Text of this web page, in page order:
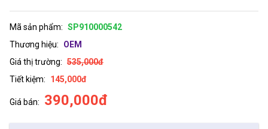
Mã sản phẩm: SP910000542
Thương hiệu:
OEM
Giá thị trường: 535,000đ
Tiết kiệm:
145,000đ
Giá bán: 390,000đ